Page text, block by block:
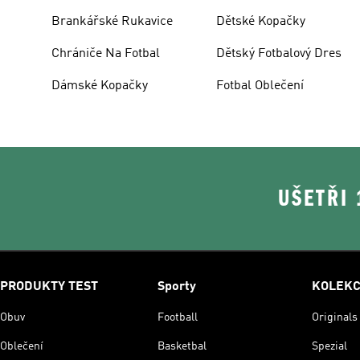
Brankářské Rukavice
Chrániče Na Fotbal
Dámské Kopačky
Dětské Kopačky
Dětský Fotbalový Dres
Fotbal Oblečení
UŠETŘI
PRODUKTY TEST
Obuv
Oblečení
Sporty
Football
Basketbal
Originals
Spezial